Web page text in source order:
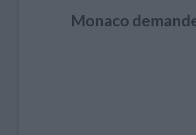
Monaco